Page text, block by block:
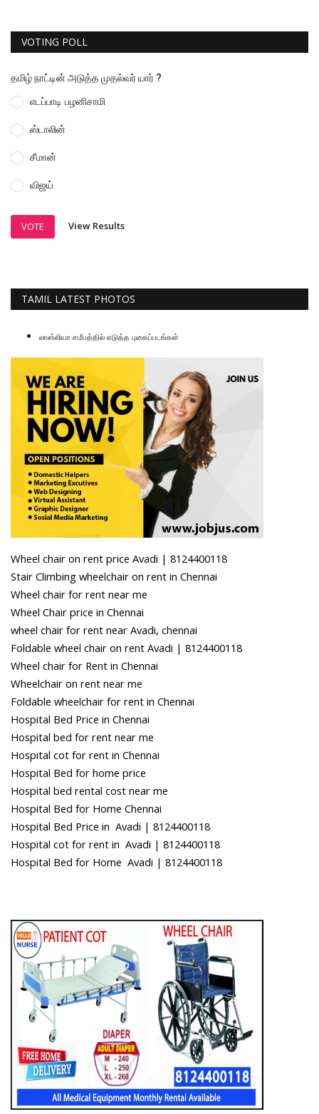
VOTING POLL
தமிழ் நாட்டின் அடுத்த முதல்வர் யார் ?
எடப்பாடி பழனிசாமி
ஸ்டாலின்
சீமான்
விஜய்
VOTE View Results
TAMIL LATEST PHOTOS
லாஸ்லியா சமீபத்தில் எடுத்த புகைப்படங்கள்
Wheel chair on rent price Avadi | 8124400118
Stair Climbing wheelchair on rent in Chennai
Wheel chair for rent near me
Wheel Chair price in Chennai
wheel chair for rent near Avadi, chennai
Foldable wheel chair on rent Avadi | 8124400118
Wheel chair for Rent in Chennai
Wheelchair on rent near me
Foldable wheelchair for rent in Chennai
Hospital Bed Price in Chennai
Hospital bed for rent near me
Hospital cot for rent in Chennai
Hospital Bed for home price
Hospital bed rental cost near me
Hospital Bed for Home Chennai
Hospital Bed Price in Avadi | 8124400118
Hospital cot for rent in Avadi | 8124400118
Hospital Bed for Home Avadi | 8124400118